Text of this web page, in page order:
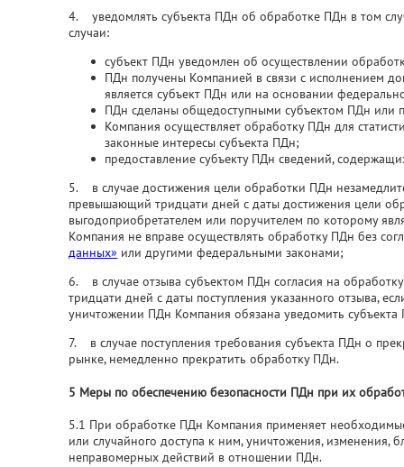
4. уведомлять субъекта ПДн об обработке ПДн в том
случаи:
субъект ПДн уведомлен об осуществлении
ПДн получены Компанией в связи с исполнением
является субъект ПДн или на основании
ПДн сделаны общедоступными субъектом ПДн или
Компания осуществляет обработку ПДн для
законные интересы субъекта ПДн;
предоставление субъекту ПДн сведений,
5. в случае достижения цели обработки ПДн
превышающий тридцати дней с даты достижения цели
выгодоприобретателем или поручителем по которому
Компания не вправе осуществлять обработку ПДн без
данных» или другими федеральными законами;
6. в случае отзыва субъектом ПДн согласия на
тридцати дней с даты поступления указанного отзыва,
уничтожении ПДн Компания обязана уведомить
7. в случае поступления требования субъекта ПДн о
рынке, немедленно прекратить обработку ПДн.
5 Меры по обеспечению безопасности ПДн при их
5.1 При обработке ПДн Компания применяет
или случайного доступа к ним, уничтожения, изменения,
неправомерных действий в отношении ПДн.